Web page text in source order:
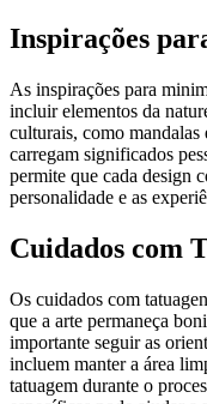
Inspirações
As inspirações para
incluir elementos da
culturais, como mandalas
carregam significados
permite que cada design
personalidade e as
Cuidados com
Os cuidados com
que a arte permaneça
importante seguir as
incluem manter a área
tatuagem durante o